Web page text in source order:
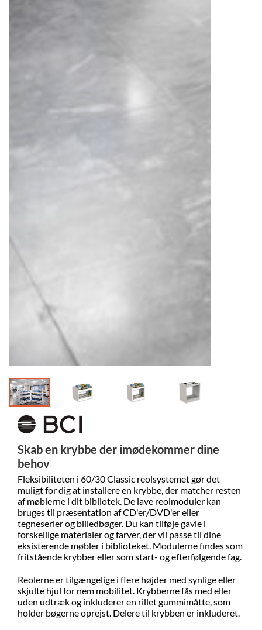
Skab en krybbe der imødekommer dine
behov
Fleksibiliteten i 60/30 Classic reolsystemet gør det
muligt for dig at installere en krybbe, der matcher resten
af møblerne i dit bibliotek. De lave reolmoduler kan
bruges til præsentation af CD'er/DVD'er eller
tegneserier og billedbøger. Du kan tilføje gavle i
forskellige materialer og farver, der vil passe til dine
eksisterende møbler i biblioteket. Modulerne findes som
fritstående krybber eller som start- og efterfølgende fag.
Reolerne er tilgængelige i flere højder med synlige eller
skjulte hjul for nem mobilitet. Krybberne fås med eller
uden udtræk og inkluderer en rillet gummimåtte, som
holder bøgerne oprejst. Delere til krybben er inkluderet.